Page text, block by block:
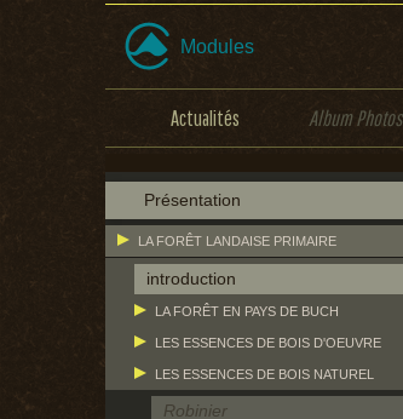
Modules
Actualités Album Photos
Présentation
LA FORÊT LANDAISE PRIMAIRE
introduction
LA FORÊT EN PAYS DE BUCH
LES ESSENCES DE BOIS D'OEUVRE
LES ESSENCES DE BOIS NATUREL
Robinier